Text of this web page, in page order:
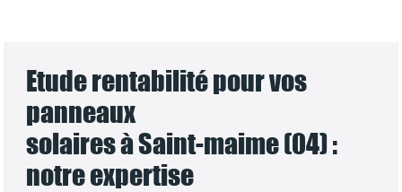
Etude rentabilité pour vos
panneaux
solaires à Saint-maime (04) :
notre expertise